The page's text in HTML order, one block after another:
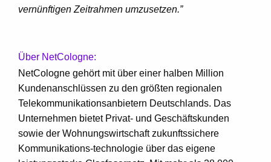
vernünftigen Zeitrahmen umzusetzen.”
Über NetCologne:
NetCologne gehört mit über einer halben Million
Kundenanschlüssen zu den größten regionalen
Telekommunikationsanbietern Deutschlands. Das
Unternehmen bietet Privat- und Geschäftskunden
sowie der Wohnungswirtschaft zukunftssichere
Kommunikations-technologie über das eigene